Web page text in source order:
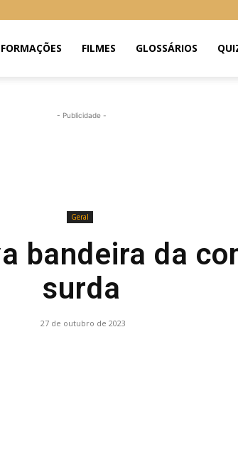
FILMES GLOSSÁRIOS
- Publicidade -
Geral
bandeira da
surda
27 de outubro de 2023